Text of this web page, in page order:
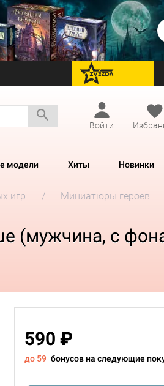
перейти на Zvezda
Войти
модели Хиты Новинки
игр
Миниатюры героев
(мужчина, с
590 ₽
до 59 бонусов на следующие